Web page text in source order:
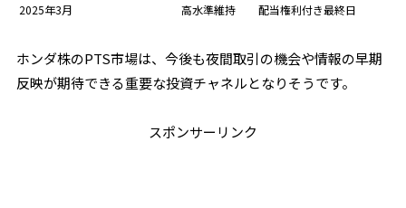
2025年3月
高水準維持 配当権利付き最終日
ホンダ株のPTS市場は、今後も夜間取引の機会や情報の早期
反映が期待できる重要な投資チャネルとなりそうです。
スポンサーリンク